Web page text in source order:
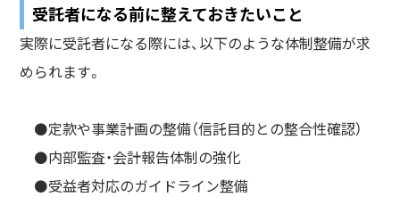
受託者になる前に整えておきたいこと
実際に受託者になる際には、以下のような体制整備が求
められます。
⚫️定款や事業計画の整備（信託目的との整合性確認）
⚫️内部監査・会計報告体制の強化
⚫️受益者対応のガイドライン整備